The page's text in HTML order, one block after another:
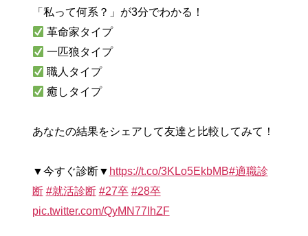
「私って何系？」が3分でわかる！
革命家タイプ
一匹狼タイプ
職人タイプ
癒しタイプ
あなたの結果をシェアして友達と比較してみて！
▼今すぐ診断▼ https://t.co/3KLo5EkbMB#適職診
断 #就活診断 #27卒 #28卒
pic.twitter.com/QyMN77IhZF